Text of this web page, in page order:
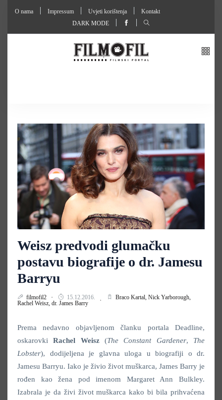
O nama Impressum Uvjeti korištenja
Kontakt
DARK MODE
Weisz predvodi glumačku
postavu biografije o dr. Jamesu
Barryu
filmofil2 15.12.2016. Braco Kartal, Nick Yarborough,
Rachel Weisz, dr. James Barry
Prema nedavno objavljenom članku portala Deadline,
oskarovkiRachel Weisz(The Constant Gardener, The
Lobster), dodijeljena je glavna uloga u biografiji o dr.
Jamesu Barryu. Iako je živio život muškarca, James Barry je
rođen kao žena pod imenom Margaret Ann Bulkley.
Izabrala je da živi život muškarca kako bi bila prihvaćena